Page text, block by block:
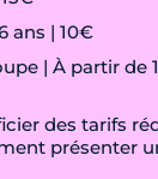
ans | 10€
| À partir de
des tarifs
présenter